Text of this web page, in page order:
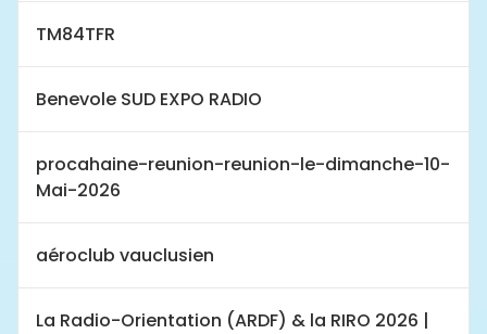
TM84TFR
Benevole SUD EXPO RADIO
procahaine-reunion-reunion-le-dimanche-10-
Mai-2026
aéroclub vauclusien
La Radio-Orientation (ARDF) & la RIRO 2026 |